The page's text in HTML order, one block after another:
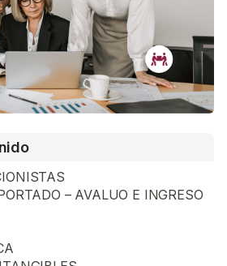
– AVALUO E INGRESO